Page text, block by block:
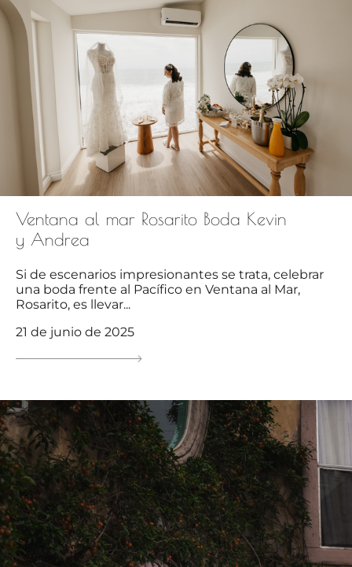
Ventana al mar Rosarito Boda Kevin
y Andrea
Si de escenarios impresionantes se trata, celebrar
una boda frente al Pacífico en Ventana al Mar,
Rosarito, es llevar...
21 de junio de 2025